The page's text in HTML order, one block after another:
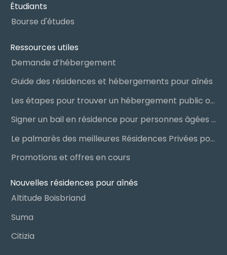
Étudiants
Bourse d'études
Ressources utiles
Demande d’hébergement
Guide des résidences et hébergements pour aînés
Les étapes pour trouver un hébergement public ou privé
Signer un bail en résidence pour personnes âgées (RPA) : ce qu’il faut savoir
Le palmarès des meilleures Résidences Privées pour Aînés (RPA)
Promotions et offres en cours
Nouvelles résidences pour aînés
Altitude Boisbriand
Suma
Citizia